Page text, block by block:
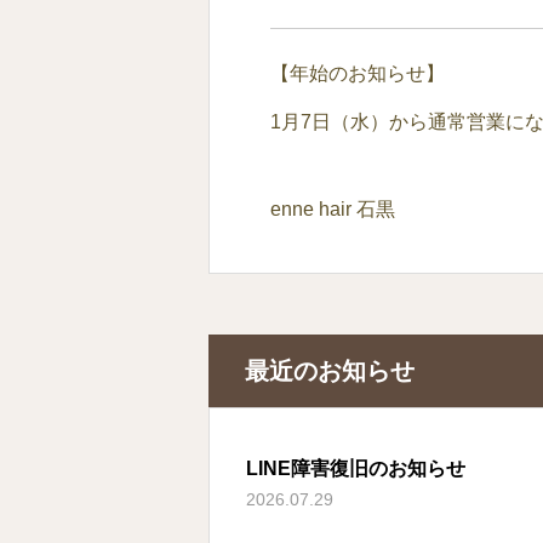
【年始のお知らせ】
1月7日（水）から通常営業にな
enne hair 石黒
最近のお知らせ
LINE障害復旧のお知らせ
2026.07.29